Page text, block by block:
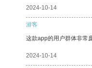
2024-10-14
游客
这款app的用户群体非常
2024-10-14